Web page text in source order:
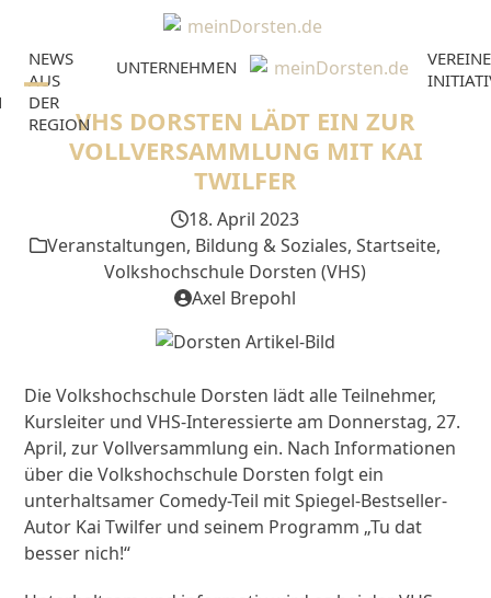
content
NEWS
AUS
DER
REGION
UNTERNEHMEN
Open
mobile
Close
mobile
VHS DORSTEN LÄDT EIN ZUR
VOLLVERSAMMLUNG MIT KAI
TWILFER
18. April 2023
Veranstaltungen, Bildung & Soziales, Startseite,
Volkshochschule Dorsten (VHS)
Axel Brepohl
Die Volkshochschule Dorsten lädt alle Teilnehmer,
Kursleiter und VHS-Interessierte am Donnerstag, 27.
April, zur Vollversammlung ein. Nach Informationen
über die Volkshochschule Dorsten folgt ein
unterhaltsamer Comedy-Teil mit Spiegel-Bestseller-
Autor Kai Twilfer und seinem Programm „Tu dat
besser nich!“